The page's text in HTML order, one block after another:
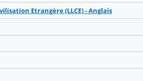
Etrangère (LLCE) - Anglais